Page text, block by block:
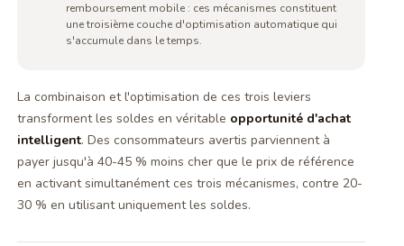
remboursement mobile : ces mécanismes constituent
une troisième couche d'optimisation automatique qui
s'accumule dans le temps.
La combinaison et l'optimisation de ces trois leviers
transforment les soldes en véritable opportunité d'achat
intelligent. Des consommateurs avertis parviennent à
payer jusqu'à 40-45 % moins cher que le prix de référence
en activant simultanément ces trois mécanismes, contre 20-
30 % en utilisant uniquement les soldes.